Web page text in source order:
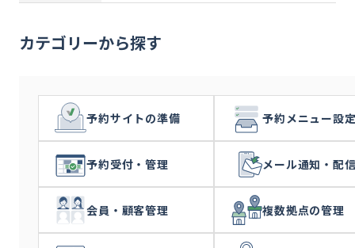
カテゴリーから探す
予約サイトの準備 予約メニュー設
予約受付・管理 メール通知・配
会員・顧客管理 複数拠点の管理